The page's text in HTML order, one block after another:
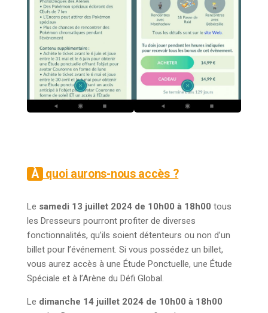
À quoi aurons-nous accès ?
Le samedi 13 juillet 2024 de 10h00 à 18h00 tous
les Dresseurs pourront profiter de diverses
fonctionnalités, qu’ils soient détenteurs ou non d’un
billet pour l’événement. Si vous possédez un billet,
vous aurez accès à une Étude Ponctuelle, une Étude
Spéciale et à l’Arène du Défi Global.
Le dimanche 14 juillet 2024 de 10h00 à 18h00